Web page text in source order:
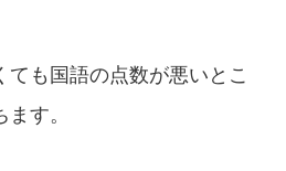
も国語の点数が悪いとこ
す。